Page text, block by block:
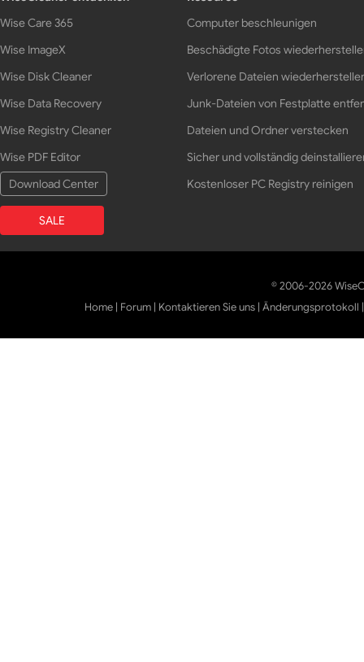
Wise Care 365
Wise ImageX
Wise Disk Cleaner
Wise Data Recovery
Wise Registry Cleaner
Wise PDF Editor
Download Center
SALE
Computer beschleunigen
Beschädigte Fotos
Verlorene Dateien
Junk-Dateien von Festplatte
Dateien und Ordner verstecken
Sicher und vollständig
Kostenloser PC Registry reinigen
© 2006-2026
Home | Forum | Kontaktieren Sie uns |Änderungsprotokoll